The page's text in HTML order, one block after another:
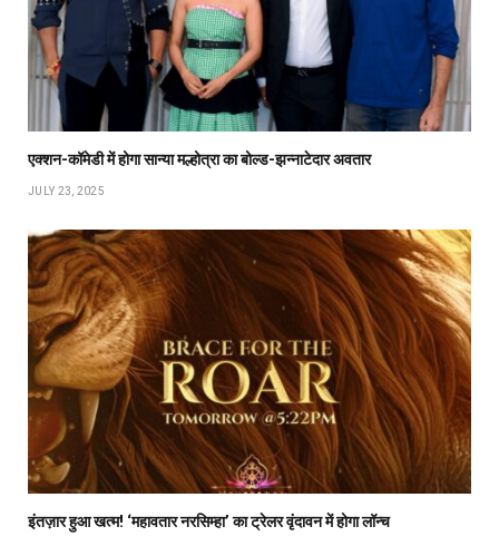
एक्शन-कॉमेडी में होगा सान्या मल्होत्रा का बोल्ड-झन्नाटेदार अवतार
JULY 23, 2025
इंतज़ार हुआ खत्म! ‘महावतार नरसिम्हा’ का ट्रेलर वृंदावन में होगा लॉन्च